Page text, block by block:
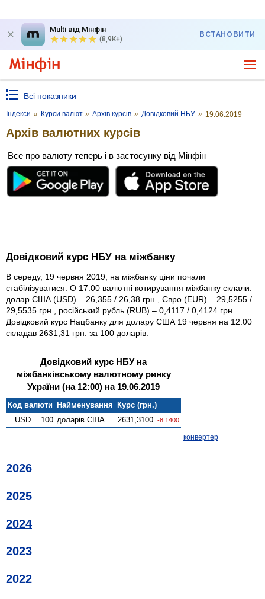
Multi від Мінфін
(8,9K+)
ВСТАНОВИТИ
Всі показники
Індекси » Курси валют » Архів курсів » Довідковий НБУ » 19.06.2019
Архів валютних курсів
Все про валюту теперь і в застосунку від Мінфін
Довідковий курс НБУ на міжбанку
В середу, 19 червня 2019, на міжбанку ціни почали
стабілізуватися. О 17:00 валютні котирування міжбанку склали:
долар США (USD) – 26,355 / 26,38 грн., Євро (EUR) – 29,5255 /
29,5535 грн., російський рубль (RUB) – 0,4117 / 0,4124 грн.
Довідковий курс Нацбанку для долару США 19 червня на 12:00
складав 2631,31 грн. за 100 доларів.
Довідковий курс НБУ на
міжбанківському валютному ринку
України (на 12:00) на 19.06.2019
Код валюти Найменування
Курс (грн.)
USD
100 доларів США 2631,3100 -8.1400
конвертер
2026
2025
2024
2023
2022